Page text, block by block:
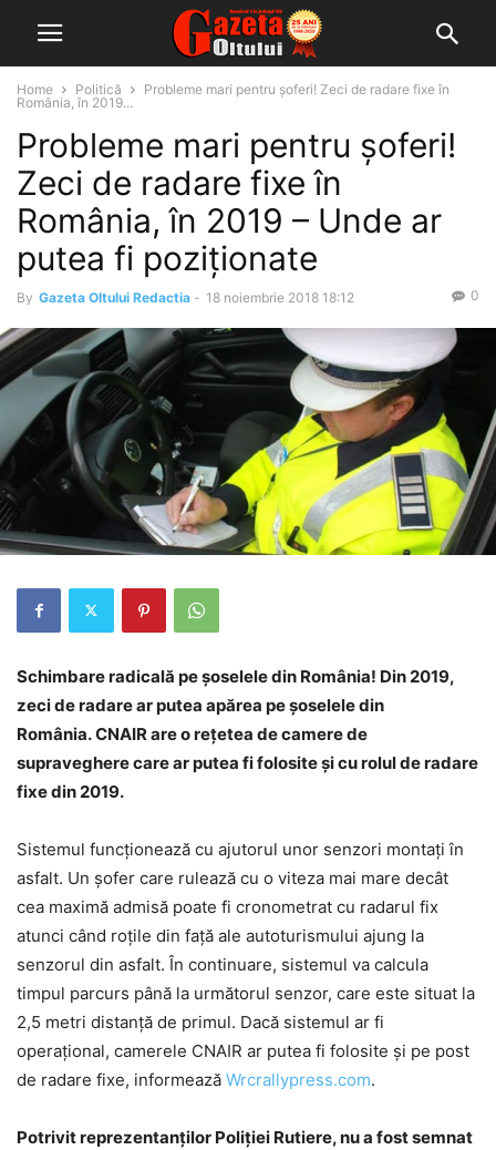
Home Politică
Probleme mari pentru șoferi! Zeci de radare fixe în
România, în 2019...
Probleme mari pentru șoferi!
Zeci de radare fixe în
România, în 2019 – Unde ar
putea fi poziționate
By Gazeta Oltului Redactia - 18 noiembrie 2018 18:12 0
Schimbare radicală pe șoselele din România! Din 2019,
zeci de radare ar putea apărea pe șoselele din
România.CNAIR are o rețetea de camere de
supraveghere care ar putea fi folosite și cu rolul de radare
fixe din 2019.
Sistemul funcționează cu ajutorul unor senzori montați în
asfalt. Un șofer care rulează cu o viteza mai mare decât
cea maximă admisă poate fi cronometrat cu radarul fix
atunci când roțile din față ale autoturismului ajung la
senzorul din asfalt. În continuare, sistemul va calcula
timpul parcurs până la următorul senzor, care este situat la
2,5 metri distanță de primul. Dacă sistemul ar fi
operațional, camerele CNAIR ar putea fi folosite și pe post
de radare fixe, informează Wrcrallypress.com.
Potrivit reprezentanților Poliției Rutiere, nu a fost semnat